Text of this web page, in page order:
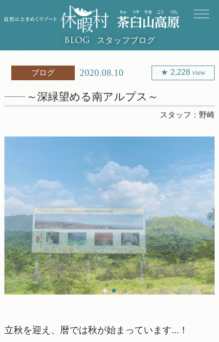
BLOG スタッフブログ
ブログ 2020.08.10 2,228view
～深緑望める南アルプス～
スタッフ： 野崎
立秋を迎え、暦では秋が始まっています...！